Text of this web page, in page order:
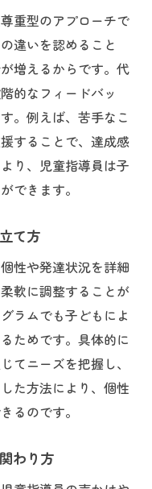
重型のアプローチで
違いを認めること
増えるからです。代
的なフィードバッ
。例えば、苦手なこ
することで、達成感
り、児童指導員は子
できます。
て方
性や発達状況を詳細
軟に調整することが
ラムでも子どもによ
ためです。具体的に
てニーズを把握し、
た方法により、個性
るのです。
わり方